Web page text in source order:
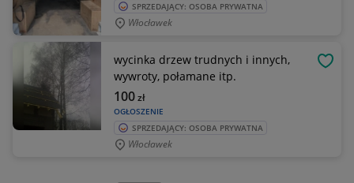
SPRZEDAJĄCY: OSOBA PRYWATNA
Włocławek
wycinka drzew trudnych i innych,
wywroty, połamane itp.
OGŁOSZENIE
100zł
SPRZEDAJĄCY: OSOBA PRYWATNA
Włocławek